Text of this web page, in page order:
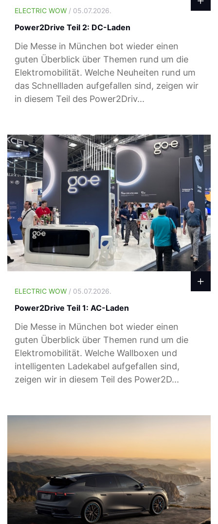
ELECTRIC WOW / 05.07.2026.
Power2Drive Teil 2: DC-Laden
Die Messe in München bot wieder einen
guten Überblick über Themen rund um die
Elektromobilität. Welche Neuheiten rund um
das Schnellladen aufgefallen sind, zeigen wir
in diesem Teil des Power2Driv...
ELECTRIC WOW / 05.07.2026.
Power2Drive Teil 1: AC-Laden
Die Messe in München bot wieder einen
guten Überblick über Themen rund um die
Elektromobilität. Welche Wallboxen und
intelligenten Ladekabel aufgefallen sind,
zeigen wir in diesem Teil des Power2D...